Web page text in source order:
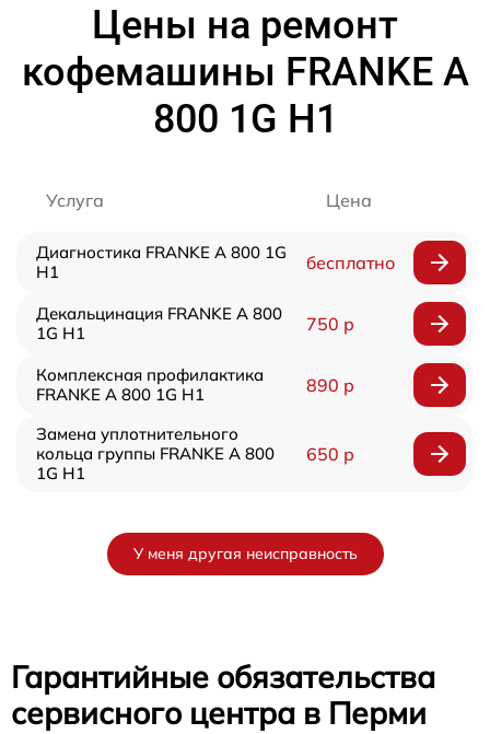
Цены на ремонт
кофемашины FRANKE A
800 1G H1
Услуга Цена
Диагностика FRANKE A 800 1G
H1
бесплатно
Декальцинация FRANKE A 800
1G H1
750 р
Комплексная профилактика
FRANKE A 800 1G H1
890 р
Замена уплотнительного
кольца группы FRANKE A 800
1G H1
650 р
У меня другая неисправность
Гарантийные обязательства
сервисного центра в Перми